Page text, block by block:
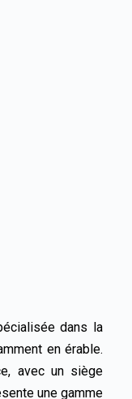
dans la
en érable.
avec un siège
une gamme